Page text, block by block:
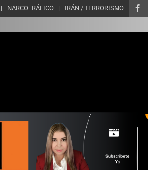
NARCOTRÁFICO IRÁN / TERRORISMO